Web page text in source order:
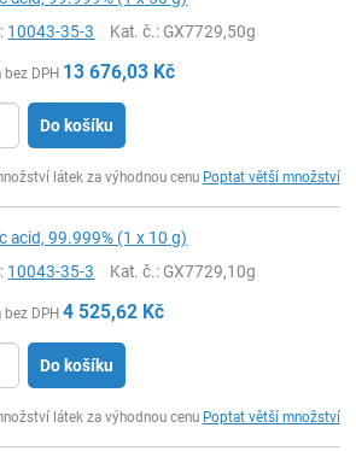
10043-35-3 Kat. č.: GX7729,50g
bez DPH 13 676,03 Kč
Do košíku
látek za výhodnou cenu Poptat větší množství
acid, 99.999% (1 x 10 g)
10043-35-3 Kat. č.: GX7729,10g
bez DPH 4 525,62 Kč
Do košíku
látek za výhodnou cenu Poptat větší množství